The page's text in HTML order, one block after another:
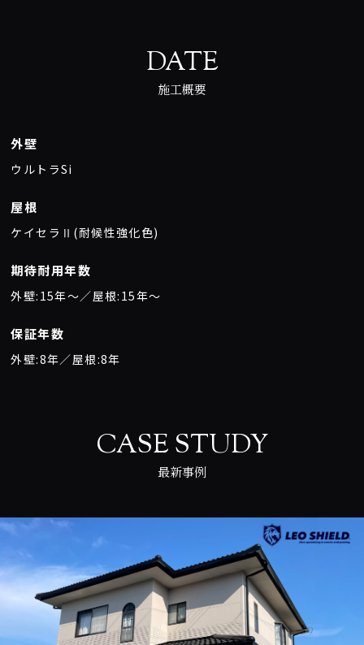
DATE
施工概要
外壁
ウルトラSi
屋根
ケイセラⅡ(耐候性強化色)
期待耐用年数
外壁:15年〜／屋根:15年〜
保証年数
外壁:8年／屋根:8年
CASE STUDY
最新事例